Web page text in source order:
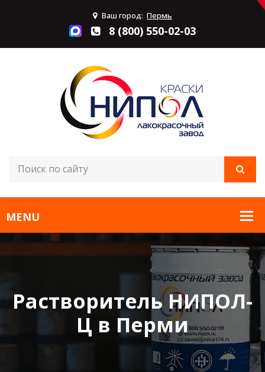
Ваш город: Пермь
8 (800) 550-02-03
Растворитель НИПОЛ-
Ц в Перми